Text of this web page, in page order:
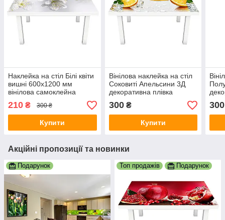
Наклейка на стіл Білі квіти
вишні 600х1200 мм
вінілова самоклейна
плівка глянцева Happy
Pocket Z181336
210 ₴ 300 ₴
Купити
Вінілова наклейка на стіл
Соковиті Апельсини 3Д
декоративна плівка
цитруси лід Фрукти
Жовтий 600х1200 мм
300₴
Купити
300
Акційні пропозиції та новинки
Подарунок Топ продажів Подарунок